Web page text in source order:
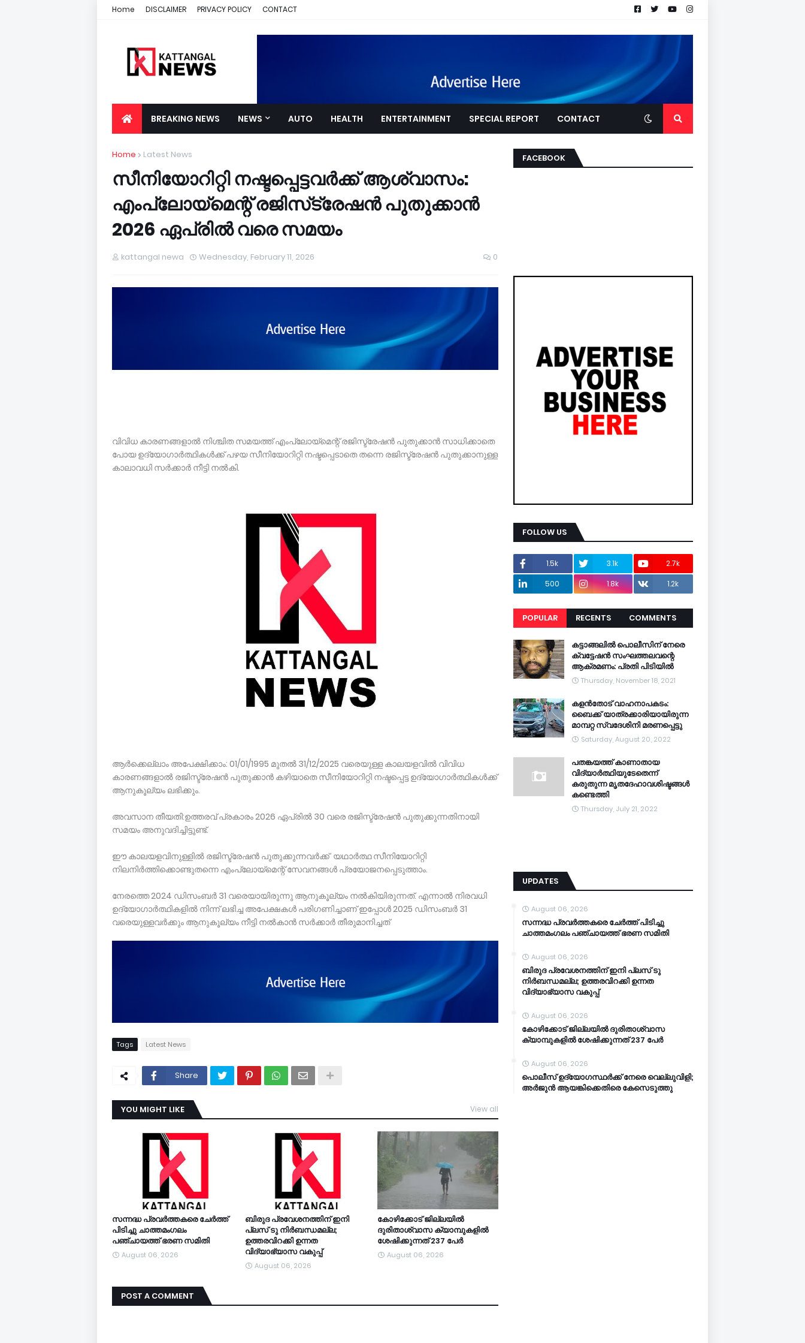
Home DISCLAIMER PRIVACY POLICY CONTACT
BREAKING NEWS NEWS AUTO HEALTH ENTERTAINMENT SPECIAL REPORT CONTACT
Home Latest News
സീനിയോറിറ്റി നഷ്ടപ്പെട്ടവർക്ക് ആശ്വാസം:
എംപ്ലോയ്‌മെന്റ് രജിസ്‌ട്രേഷൻ പുതുക്കാൻ
2026 ഏപ്രിൽ വരെ സമയം
kattangal newa Wednesday, February 11, 2026 0
വിവിധ കാരണങ്ങളാൽ നിശ്ചിത സമയത്ത് എംപ്ലോയ്‌മെന്റ് രജിസ്ട്രേഷൻ പുതുക്കാൻ സാധിക്കാതെ
പോയ ഉദ്യോഗാർത്ഥികൾക്ക് പഴയ സീനിയോറിറ്റി നഷ്ടപ്പെടാതെ തന്നെ രജിസ്ട്രേഷൻ പുതുക്കാനുള്ള
കാലാവധി സർക്കാർ നീട്ടി നൽകി.
ആർക്കെല്ലാം അപേക്ഷിക്കാം: 01/01/1995 മുതൽ 31/12/2025 വരെയുള്ള കാലയളവിൽ വിവിധ
കാരണങ്ങളാൽ രജിസ്ട്രേഷൻ പുതുക്കാൻ കഴിയാതെ സീനിയോറിറ്റി നഷ്ടപ്പെട്ട ഉദ്യോഗാർത്ഥികൾക്ക്
ആനുകൂല്യം ലഭിക്കും.
അവസാന തീയതി:ഉത്തരവ് പ്രകാരം 2026 ഏപ്രിൽ 30 വരെ രജിസ്ട്രേഷൻ പുതുക്കുന്നതിനായി
സമയം അനുവദിച്ചിട്ടുണ്ട്.
ഈ കാലയളവിനുള്ളിൽ രജിസ്ട്രേഷൻ പുതുക്കുന്നവർക്ക് യഥാർത്ഥ സീനിയോറിറ്റി
നിലനിർത്തിക്കൊണ്ടുതന്നെ എംപ്ലോയ്‌മെന്റ് സേവനങ്ങൾ പ്രയോജനപ്പെടുത്താം.
നേരത്തെ 2024 ഡിസംബർ 31 വരെയായിരുന്നു ആനുകൂല്യം നൽകിയിരുന്നത്. എന്നാൽ നിരവധി
ഉദ്യോഗാർത്ഥികളിൽ നിന്ന് ലഭിച്ച അപേക്ഷകൾ പരിഗണിച്ചാണ് ഇപ്പോൾ 2025 ഡിസംബർ 31
വരെയുള്ളവർക്കും ആനുകൂല്യം നീട്ടി നൽകാൻ സർക്കാർ തീരുമാനിച്ചത്
Tags Latest News
Share
YOU MIGHT LIKE View all
സന്നദ്ധ പ്രവർത്തകരെ ചേർത്ത്
പിടിച്ചു ചാത്തമംഗലം
പഞ്ചായത്ത്‌ ഭരണ സമിതി
August 06, 2026
ബിരുദ പ്രവേശനത്തിന് ഇനി
പ്ലസ് ടു നിർബന്ധമല്ല;
ഉത്തരവിറക്കി ഉന്നത
വിദ്യാഭ്യാസ വകുപ്പ്
August 06, 2026
കോഴിക്കോട് ജില്ലയില്‍
ദുരിതാശ്വാസ ക്യാമ്പുകളില്‍
ശേഷിക്കുന്നത് 237 പേർ
August 06, 2026
POST A COMMENT
FACEBOOK
FOLLOW US
1.5k 3.1k
2.7k
500
1.8k 1.2k
POPULAR RECENTS
COMMENTS
RECENTS
കട്ടാങ്ങലിൽ പൊലീസിന് നേരെ
ക്വട്ടേഷൻ സംഘത്തലവന്റെ
ആക്രമണം: പ്രതി പിടിയിൽ
Thursday, November 18, 2021
കളൻതോട് വാഹനാപകടം:
ബൈക്ക് യാത്രക്കാരിയായിരുന്ന
മാമ്പറ്റ സ്വദേശിനി മരണപ്പെട്ടു
Saturday, August 20, 2022
പതങ്കയത്ത് കാണാതായ
വിദ്യാർത്ഥിയുടേതെന്ന്
കരുതുന്ന മൃതദേഹാവശിഷ്ടങ്ങൾ
കണ്ടെത്തി
Thursday, July 21, 2022
UPDATES
August 06, 2026
സന്നദ്ധ പ്രവർത്തകരെ ചേർത്ത് പിടിച്ചു
ചാത്തമംഗലം പഞ്ചായത്ത്‌ ഭരണ സമിതി
August 06, 2026
ബിരുദ പ്രവേശനത്തിന് ഇനി പ്ലസ് ടു
നിർബന്ധമല്ല; ഉത്തരവിറക്കി ഉന്നത
വിദ്യാഭ്യാസ വകുപ്പ്
August 06, 2026
കോഴിക്കോട് ജില്ലയില്‍ ദുരിതാശ്വാസ
ക്യാമ്പുകളില്‍ ശേഷിക്കുന്നത് 237 പേർ
August 06, 2026
പൊലീസ് ഉദ്യോഗസ്ഥര്‍ക്ക് നേരെ വെല്ലുവിളി;
അർജുൻ ആയങ്കിക്കെതിരെ കേസെടുത്തു